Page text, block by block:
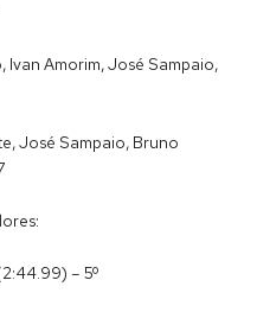
Ivan Amorim, José Sampaio,
José Sampaio, Bruno
– 5º